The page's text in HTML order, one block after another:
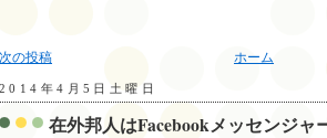
次の投稿 ホーム
2014年4月5日土曜日
在外邦人はFacebookメッセンジャ